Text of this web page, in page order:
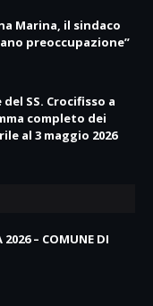
Marina, il sindaco
preoccupazione”
SS. Crocifisso a
completo dei
al 3 maggio 2026
2026 – COMUNE DI